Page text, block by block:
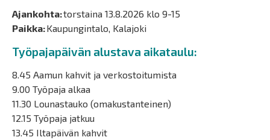
Ajankohta:torstaina 13.8.2026 klo 9-15
Paikka:Kaupungintalo, Kalajoki
Työpajapäivän alustava aikataulu:
8.45 Aamun kahvit ja verkostoitumista
9.00 Työpaja alkaa
11.30 Lounastauko (omakustanteinen)
12.15 Työpaja jatkuu
13.45 Iltapäivän kahvit